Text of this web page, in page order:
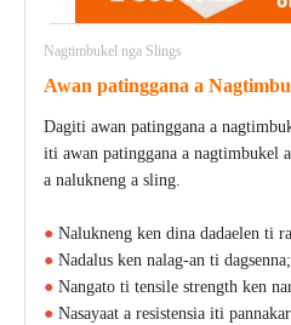
Nagtimbukel nga Slings
Awan patinggana a
Dagiti awan patinggana a
iti awan patinggana a nagtimbukel
a nalukneng a sling.
● Nalukneng ken dina dadaelen ti
● Nadalus ken nalag-an ti dagsenna;
● Nangato ti tensile strength ken
● Nasayaat a resistensia iti